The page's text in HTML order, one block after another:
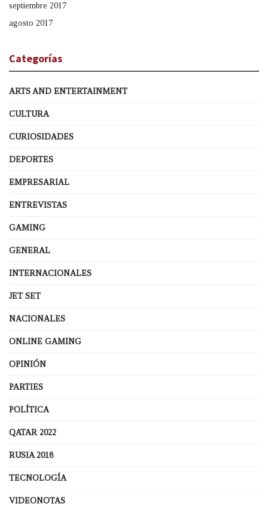
septiembre 2017
agosto 2017
Categorías
ARTS AND ENTERTAINMENT
CULTURA
CURIOSIDADES
DEPORTES
EMPRESARIAL
ENTREVISTAS
GAMING
GENERAL
INTERNACIONALES
JET SET
NACIONALES
ONLINE GAMING
OPINIÓN
PARTIES
POLÍTICA
QATAR 2022
RUSIA 2018
TECNOLOGÍA
VIDEONOTAS